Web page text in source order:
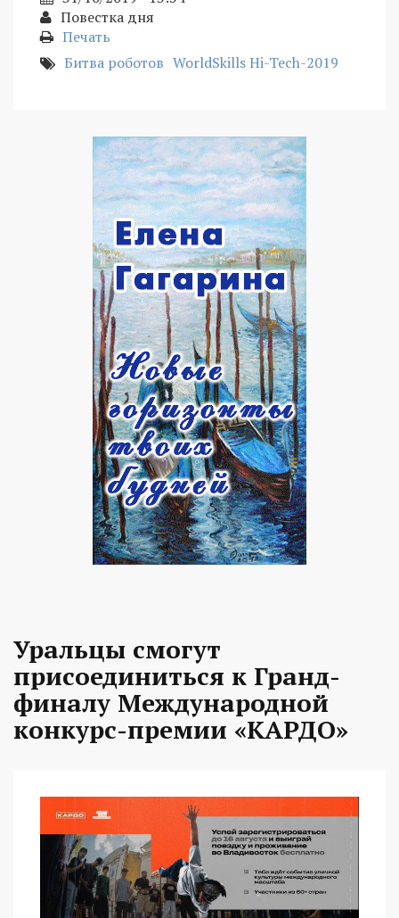
Повестка дня
Печать
Битва роботов WorldSkills Hi-Tech-2019
Уральцы смогут
присоединиться к Гранд-
финалу Международной
конкурс-премии «КАРДО»